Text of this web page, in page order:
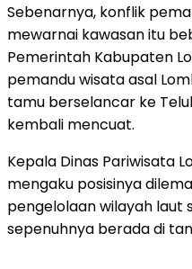
Sebenarnya, konflik
mewarnai kawasan itu
Pemerintah Kabupaten
pemandu wisata asal
tamu berselancar ke
kembali mencuat.
Kepala Dinas Pariwisata
mengaku posisinya
pengelolaan wilayah laut
sepenuhnya berada di